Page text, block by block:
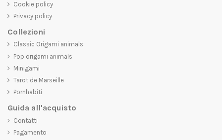
Cookie policy
Privacy policy
Collezioni
Classic Origami animals
Pop origami animals
Minigami
Tarot de Marseille
Pornhabiti
Guida all'acquisto
Contatti
Pagamento